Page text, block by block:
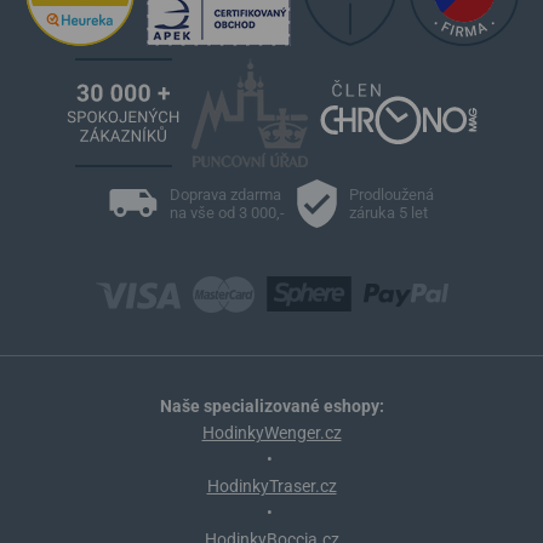
Doprava zdarma
na vše od 3 000,-
Prodloužená
záruka 5 let
Naše specializované eshopy:
HodinkyWenger.cz
•
HodinkyTraser.cz
•